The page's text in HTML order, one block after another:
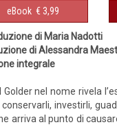
eBook € 3,99
di Maria Nadotti
di Alessandra
integrale
Golder nel nome rivela
conservarli, investirli,
arriva al punto di